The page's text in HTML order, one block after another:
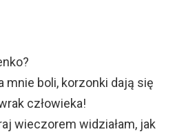
mnie boli, korzonki dają się
człowieka!
wieczorem widziałam, jak